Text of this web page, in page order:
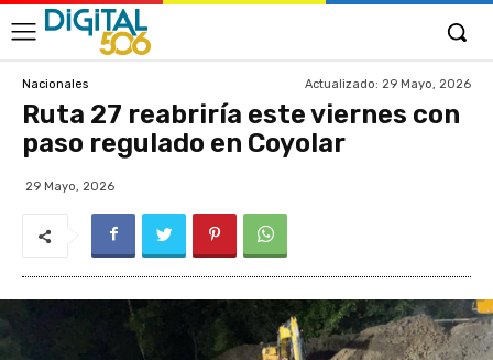
Nacionales Actualizado: 29 Mayo, 2026
Ruta 27 reabriría este viernes con
paso regulado en Coyolar
29 Mayo, 2026